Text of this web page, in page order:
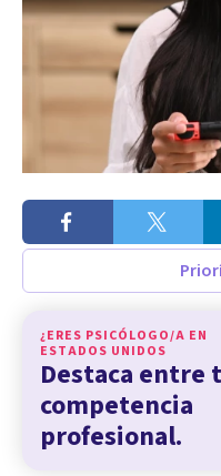
¿ERES PSICÓLOGO/A EN
ESTADOS UNIDOS
Destaca entre
competencia
profesional.